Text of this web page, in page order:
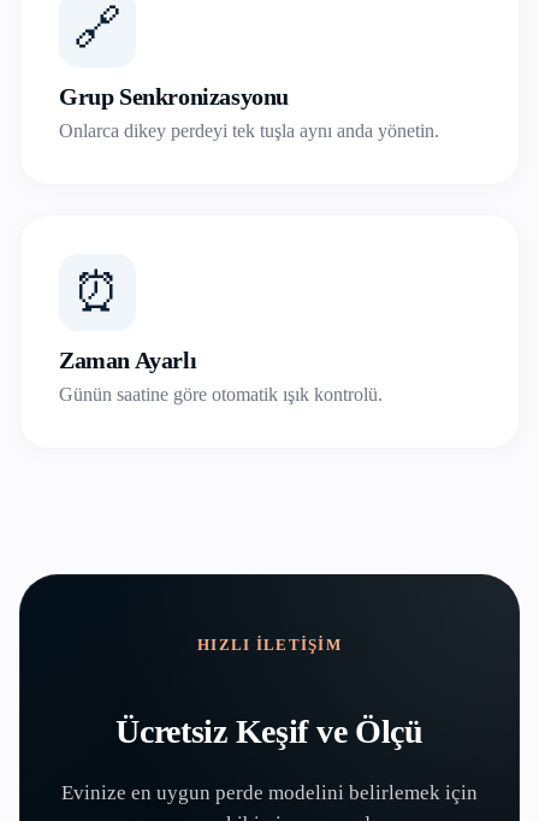
🔗
Grup Senkronizasyonu
Onlarca dikey perdeyi tek tuşla aynı anda yönetin.
⏰
Zaman Ayarlı
Günün saatine göre otomatik ışık kontrolü.
HIZLI İLETIŞIM
Ücretsiz Keşif ve Ölçü
Evinize en uygun perde modelini belirlemek için